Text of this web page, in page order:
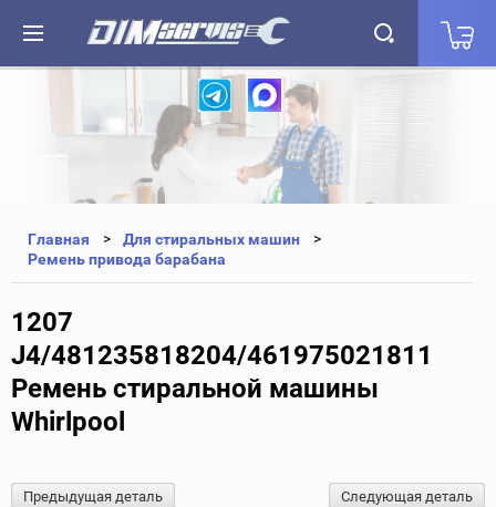
+7(812) 323-87-27
+7(812) 327-25-35
Главная
Для стиральных машин
Ремень привода барабана
1207
J4/481235818204/461975021811
Ремень стиральной машины
Whirlpool
Предыдущая деталь Следующая деталь